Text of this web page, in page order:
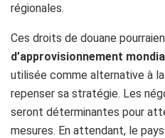
régionales. ​
Ces droits de douane
d’approvisionnement
utilisée comme alternative à
repenser sa stratégie. Les
seront déterminantes pour
mesures. En attendant, le